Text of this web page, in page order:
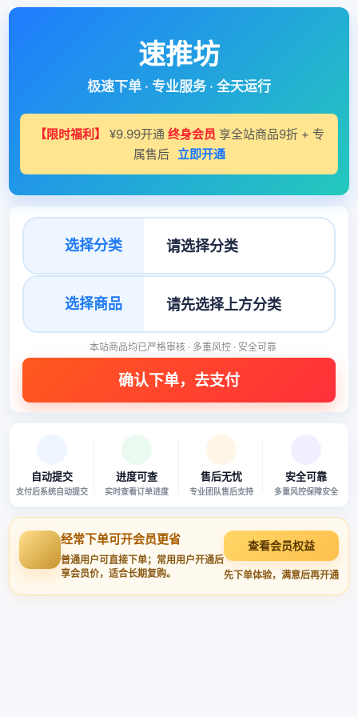
速推坊
极速下单 · 专业服务 · 全天运行
【限时福利】 ¥9.99开通 终身会员 享全站商品9折 + 专
属售后 立即开通
选择分类
选择商品
本站商品均已严格审核 · 多重风控 · 安全可靠
自动提交
支付后系统自动提交
进度可查
实时查看订单进度
售后无忧
专业团队售后支持
安全可靠
多重风控保障安全
经常下单可开会员更省
普通用户可直接下单；常用用户开通后
享会员价，适合长期复购。
查看会员权益
先下单体验，满意后再开通